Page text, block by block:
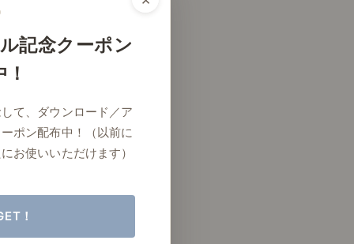
記念クーポン
て、ダウンロード／ア
ポン配布中！（以前に
お使いいただけます）
！